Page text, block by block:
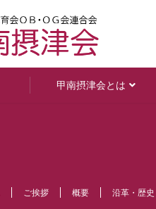
甲南摂津会とは
ご挨拶 概要 沿革・歴史